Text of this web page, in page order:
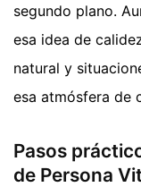
segundo plano.
esa idea de
natural y
esa atmósfera de
Pasos
de Persona